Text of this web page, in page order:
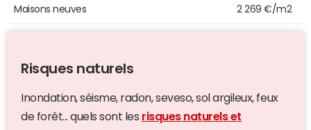
Maisons neuves 2 269 €/m2
Risques naturels
Inondation, séisme, radon, seveso, sol argileux, feux
de forêt... quels sont les risques naturels et